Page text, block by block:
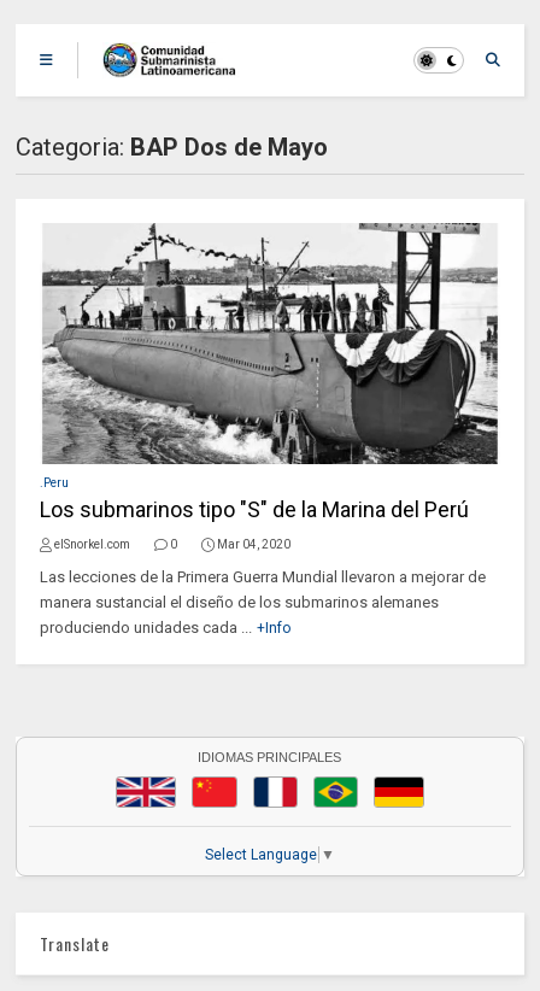
Categoria: BAP Dos de Mayo
.Peru
Los submarinos tipo "S" de la Marina del Perú
elSnorkel.com 0 Mar 04, 2020
Las lecciones de la Primera Guerra Mundial llevaron a mejorar de
manera sustancial el diseño de los submarinos alemanes
produciendo unidades cada ... +Info
IDIOMAS PRINCIPALES
Select Language ▼
Translate